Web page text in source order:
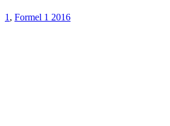
1 , Formel 1 2016